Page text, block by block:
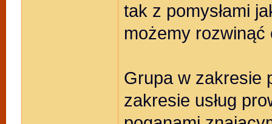
tak z pomysłami
możemy
Grupa w zakresie
zakresie usług